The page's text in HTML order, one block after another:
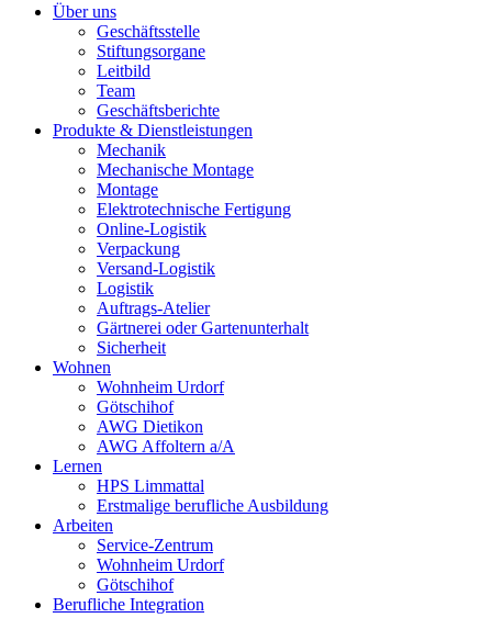
Über uns
Geschäftsstelle
Stiftungsorgane
Leitbild
Team
Geschäftsberichte
Produkte & Dienstleistungen
Mechanik
Mechanische Montage
Montage
Elektrotechnische Fertigung
Online-Logistik
Verpackung
Versand-Logistik
Logistik
Auftrags-Atelier
Gärtnerei oder Gartenunterhalt
Sicherheit
Wohnen
Wohnheim Urdorf
Götschihof
AWG Dietikon
AWG Affoltern a/A
Lernen
HPS Limmattal
Erstmalige berufliche Ausbildung
Arbeiten
Service-Zentrum
Wohnheim Urdorf
Götschihof
Berufliche Integration